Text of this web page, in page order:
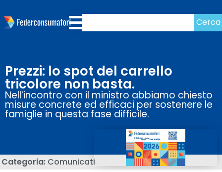
Cerca
Prezzi: lo spot del carrello
tricolore non basta.
Nell’incontro con il ministro abbiamo chiesto
misure concrete ed efficaci per sostenere le
famiglie in questa fase difficile.
Categoria: Comunicati